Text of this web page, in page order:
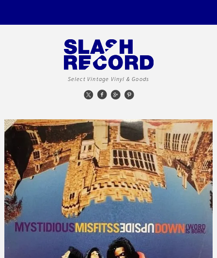
Select Vintage Vinyl & Goods